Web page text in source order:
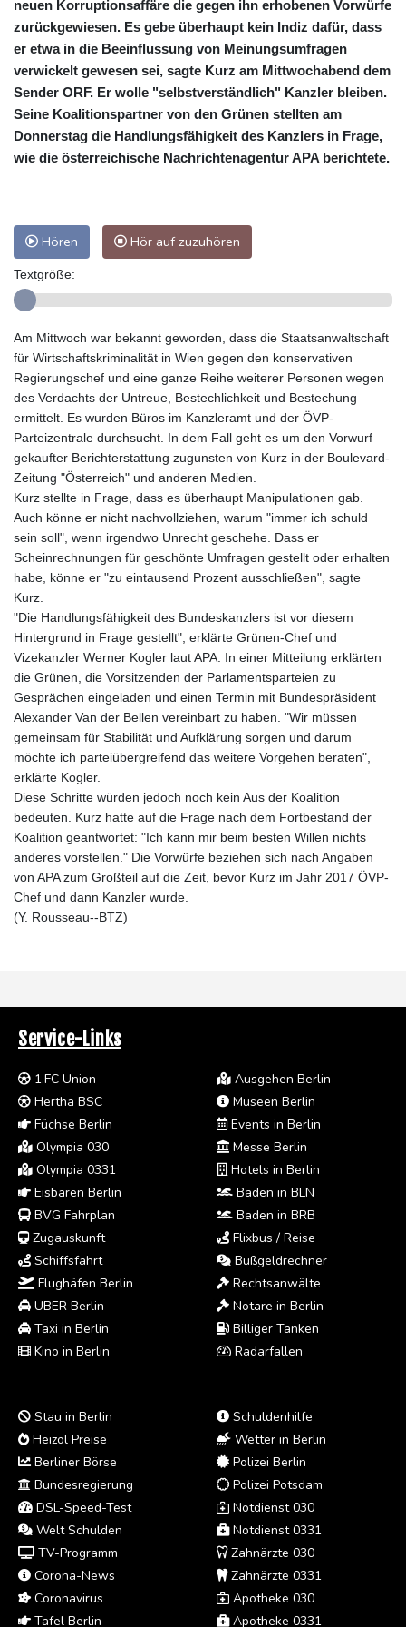
neuen Korruptionsaffäre die gegen ihn erhobenen Vorwürfe
zurückgewiesen. Es gebe überhaupt kein Indiz dafür, dass
er etwa in die Beeinflussung von Meinungsumfragen
verwickelt gewesen sei, sagte Kurz am Mittwochabend dem
Sender ORF. Er wolle "selbstverständlich" Kanzler bleiben.
Seine Koalitionspartner von den Grünen stellten am
Donnerstag die Handlungsfähigkeit des Kanzlers in Frage,
wie die österreichische Nachrichtenagentur APA berichtete.
Hören Hör auf zuzuhören
Textgröße:
Am Mittwoch war bekannt geworden, dass die Staatsanwaltschaft
für Wirtschaftskriminalität in Wien gegen den konservativen
Regierungschef und eine ganze Reihe weiterer Personen wegen
des Verdachts der Untreue, Bestechlichkeit und Bestechung
ermittelt. Es wurden Büros im Kanzleramt und der ÖVP-
Parteizentrale durchsucht. In dem Fall geht es um den Vorwurf
gekaufter Berichterstattung zugunsten von Kurz in der Boulevard-
Zeitung "Österreich" und anderen Medien.
Kurz stellte in Frage, dass es überhaupt Manipulationen gab.
Auch könne er nicht nachvollziehen, warum "immer ich schuld
sein soll", wenn irgendwo Unrecht geschehe. Dass er
Scheinrechnungen für geschönte Umfragen gestellt oder erhalten
habe, könne er "zu eintausend Prozent ausschließen", sagte
Kurz.
"Die Handlungsfähigkeit des Bundeskanzlers ist vor diesem
Hintergrund in Frage gestellt", erklärte Grünen-Chef und
Vizekanzler Werner Kogler laut APA. In einer Mitteilung erklärten
die Grünen, die Vorsitzenden der Parlamentsparteien zu
Gesprächen eingeladen und einen Termin mit Bundespräsident
Alexander Van der Bellen vereinbart zu haben. "Wir müssen
gemeinsam für Stabilität und Aufklärung sorgen und darum
möchte ich parteiübergreifend das weitere Vorgehen beraten",
erklärte Kogler.
Diese Schritte würden jedoch noch kein Aus der Koalition
bedeuten. Kurz hatte auf die Frage nach dem Fortbestand der
Koalition geantwortet: "Ich kann mir beim besten Willen nichts
anderes vorstellen." Die Vorwürfe beziehen sich nach Angaben
von APA zum Großteil auf die Zeit, bevor Kurz im Jahr 2017 ÖVP-
Chef und dann Kanzler wurde.
(Y. Rousseau--BTZ)
Service-Links
1.FC Union
Hertha BSC
Füchse Berlin
Olympia 030
Olympia 0331
Eisbären Berlin
BVG Fahrplan
Zugauskunft
Schiffsfahrt
Flughäfen Berlin
UBER Berlin
Taxi in Berlin
Kino in Berlin
Ausgehen Berlin
Museen Berlin
Events in Berlin
Messe Berlin
Hotels in Berlin
Baden in BLN
Baden in BRB
Flixbus / Reise
Bußgeldrechner
Rechtsanwälte
Notare in Berlin
Billiger Tanken
Radarfallen
Stau in Berlin
Heizöl Preise
Berliner Börse
Bundesregierung
DSL-Speed-Test
Welt Schulden
TV-Programm
Corona-News
Coronavirus
Tafel Berlin
Schuldenhilfe
Wetter in Berlin
Polizei Berlin
Polizei Potsdam
Notdienst 030
Notdienst 0331
Zahnärzte 030
Zahnärzte 0331
Apotheke 030
Apotheke 0331